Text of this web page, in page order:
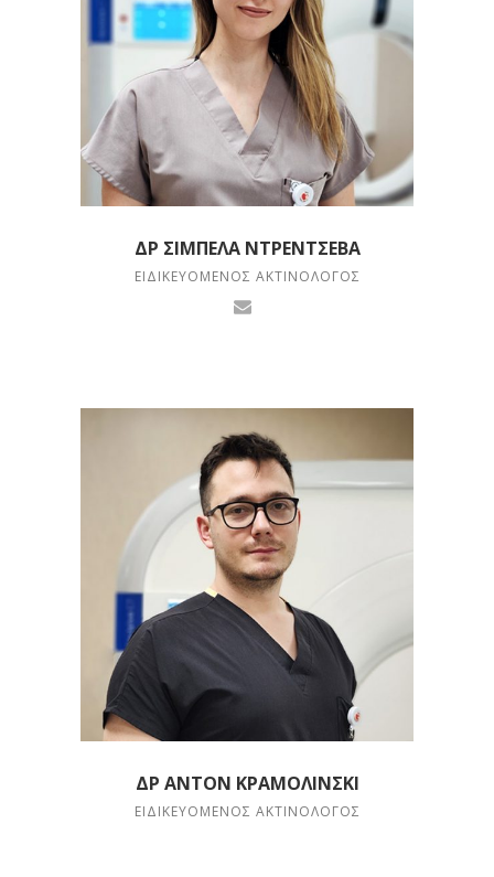
ΔΡ ΣΙΜΠΈΛΑ ΝΤΡΈΝΤΣΕΒΑ
ΕΙΔΙΚΕΥΌΜΕΝΟΣ ΑΚΤΙΝΟΛΌΓΟΣ
ΔΡ ΑΝΤΌΝ ΚΡΑΜΟΛΊΝΣΚΙ
ΕΙΔΙΚΕΥΌΜΕΝΟΣ ΑΚΤΙΝΟΛΌΓΟΣ